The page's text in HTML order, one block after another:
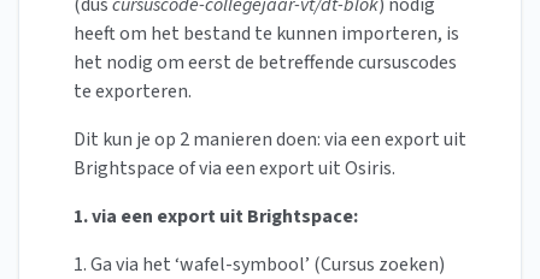
heeft om het bestand te kunnen importeren, is
het nodig om eerst de betreffende cursuscodes
te exporteren.
Dit kun je op 2 manieren doen: via een export uit
Brightspace of via een export uit Osiris.
1. via een export uit Brightspace:
1. Ga via het ‘wafel-symbool’ (Cursus zoeken)